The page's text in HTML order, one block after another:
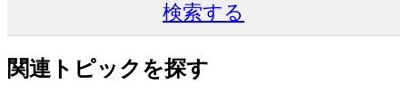
検索する
関連トピックを探す